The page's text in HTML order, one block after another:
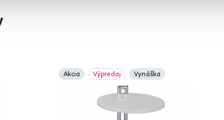
Akcia Výpredaj Vynáška